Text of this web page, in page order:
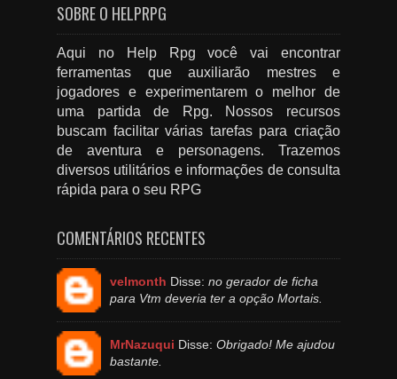
SOBRE O HELPRPG
Aqui no Help Rpg você vai encontrar
ferramentas que auxiliarão mestres e
jogadores e experimentarem o melhor de
uma partida de Rpg. Nossos recursos
buscam facilitar várias tarefas para criação
de aventura e personagens. Trazemos
diversos utilitários e informações de consulta
rápida para o seu RPG
COMENTÁRIOS RECENTES
velmonth Disse: no gerador de ficha
para Vtm deveria ter a opção Mortais.
MrNazuqui Disse: Obrigado! Me ajudou
bastante.